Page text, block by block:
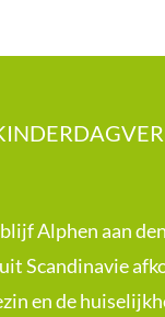
Alphen aan
Scandinavie
en de